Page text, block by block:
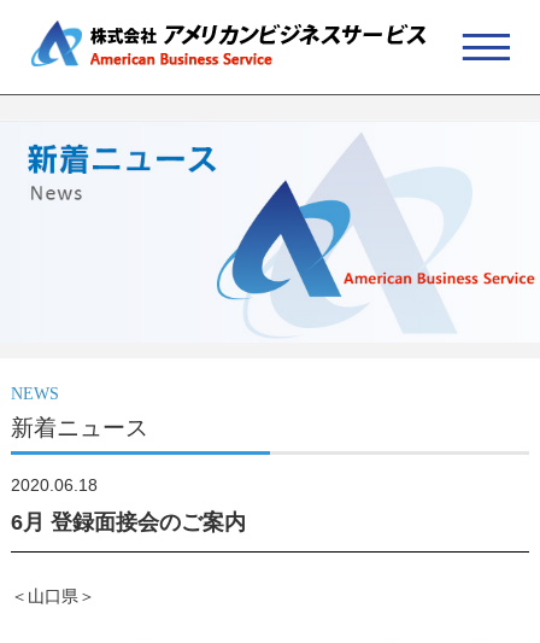
NEWS
新着ニュース
2020.06.18
6月 登録面接会のご案内
＜山口県＞